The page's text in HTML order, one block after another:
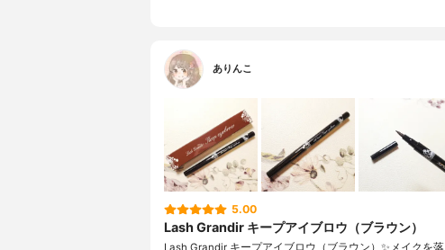
ありんこ
5.00
Lash Grandir キープアイブロウ（ブラウン）
Lash Grandir キープアイブロウ（ブラウン）✨メイクを落